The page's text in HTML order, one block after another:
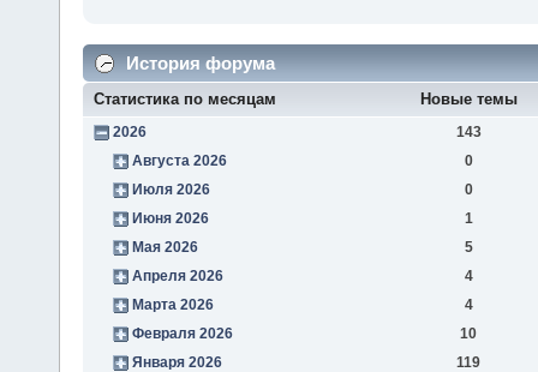
История форума
Статистика по месяцам Новые темы
2026
143
Августа 2026
0
Июля 2026
0
Июня 2026
1
Мая 2026
5
Апреля 2026
4
Марта 2026
4
Февраля 2026
10
Января 2026
119